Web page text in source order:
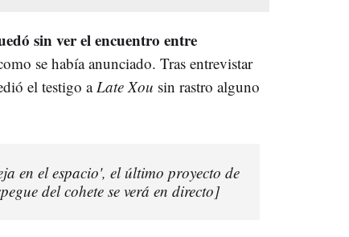
sin ver el encuentro entre
se había anunciado. Tras entrevistar
el testigo a Late Xou sin rastro alguno
en el espacio', el último proyecto de
del cohete se verá en directo]